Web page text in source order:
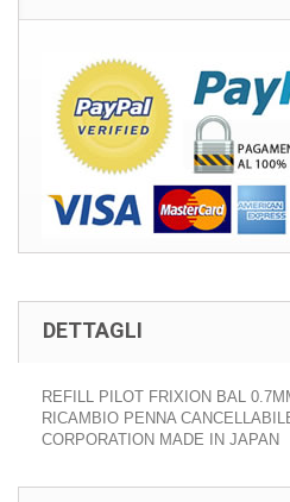
DETTAGLI
REFILL PILOT FRIXION BAL
RICAMBIO PENNA
CORPORATION MADE IN JAPAN